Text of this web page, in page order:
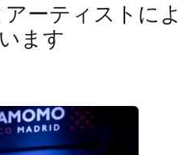
ーティストによ
ます